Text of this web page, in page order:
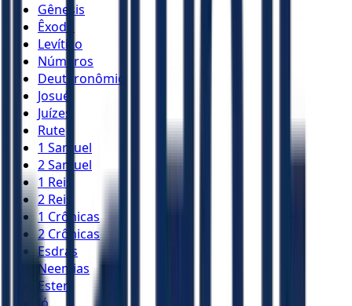
Gênesis
Êxodo
Levítico
Números
Deuteronômio
Josué
Juízes
Rute
1 Samuel
2 Samuel
1 Reis
2 Reis
1 Crônicas
2 Crônicas
Esdras
Neemias
Ester